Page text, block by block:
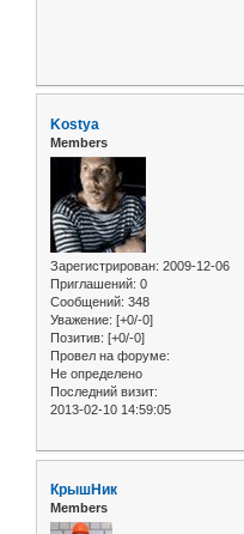
Kostya
Members
Зарегистрирован: 2009-12-06
Приглашений: 0
Сообщений: 348
Уважение: [+0/-0]
Позитив: [+0/-0]
Провел на форуме:
Не определено
Последний визит:
2013-02-10 14:59:05
КрышНик
Members